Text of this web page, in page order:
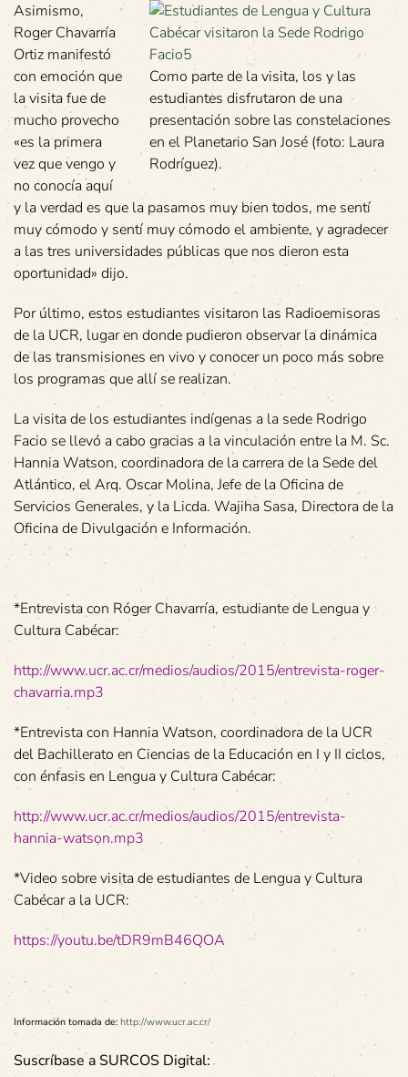
Como parte de la visita, los y las
estudiantes disfrutaron de una
presentación sobre las constelaciones
en el Planetario San José (foto: Laura
Rodríguez).
Asimismo,
Roger Chavarría
Ortiz manifestó
con emoción que
la visita fue de
mucho provecho
«es la primera
vez que vengo y
no conocía aquí
y la verdad es que la pasamos muy bien todos, me sentí
muy cómodo y sentí muy cómodo el ambiente, y agradecer
a las tres universidades públicas que nos dieron esta
oportunidad» dijo.
Por último, estos estudiantes visitaron las Radioemisoras
de la UCR, lugar en donde pudieron observar la dinámica
de las transmisiones en vivo y conocer un poco más sobre
los programas que allí se realizan.
La visita de los estudiantes indígenas a la sede Rodrigo
Facio se llevó a cabo gracias a la vinculación entre la M. Sc.
Hannia Watson, coordinadora de la carrera de la Sede del
Atlántico, el Arq. Oscar Molina, Jefe de la Oficina de
Servicios Generales, y la Licda. Wajiha Sasa, Directora de la
Oficina de Divulgación e Información.
*Entrevista con Róger Chavarría, estudiante de Lengua y
Cultura Cabécar:
http://www.ucr.ac.cr/medios/audios/2015/entrevista-roger-
chavarria.mp3
*Entrevista con Hannia Watson, coordinadora de la UCR
del Bachillerato en Ciencias de la Educación en I y II ciclos,
con énfasis en Lengua y Cultura Cabécar:
http://www.ucr.ac.cr/medios/audios/2015/entrevista-
hannia-watson.mp3
*Video sobre visita de estudiantes de Lengua y Cultura
Cabécar a la UCR:
https://youtu.be/tDR9mB46QOA
Información tomada de: http://www.ucr.ac.cr/
Suscríbase a SURCOS Digital: